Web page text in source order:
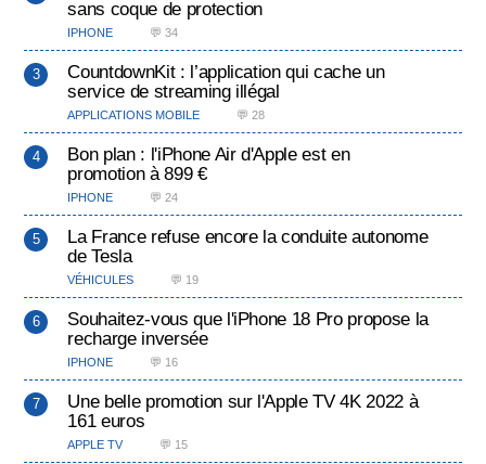
sans coque de protection
IPHONE 💬 34
CountdownKit : l’application qui cache un
service de streaming illégal
APPLICATIONS MOBILE 💬 28
Bon plan : l'iPhone Air d'Apple est en
promotion à 899 €
IPHONE 💬 24
La France refuse encore la conduite autonome
de Tesla
VÉHICULES 💬 19
Souhaitez-vous que l'iPhone 18 Pro propose la
recharge inversée
IPHONE 💬 16
Une belle promotion sur l'Apple TV 4K 2022 à
161 euros
APPLE TV 💬 15